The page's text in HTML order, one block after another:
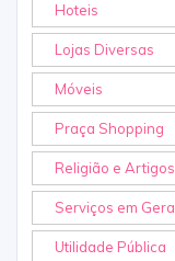
Hoteis
Lojas Diversas
Móveis
Praça Shopping
Religião e
Serviços em
Utilidade Pública